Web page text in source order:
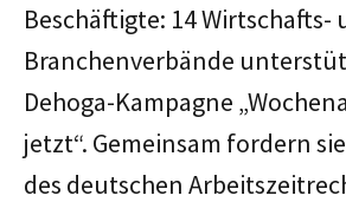
Beschäftigte: 14 Wirtschafts-
Branchenverbände
Dehoga-Kampagne
jetzt“. Gemeinsam fordern
des deutschen